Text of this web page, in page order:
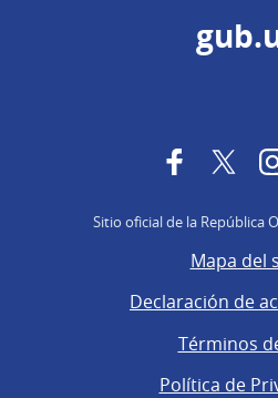
Facebook
Sitio oficial de la República
Mapa del
Declaración de
Términos
Política de